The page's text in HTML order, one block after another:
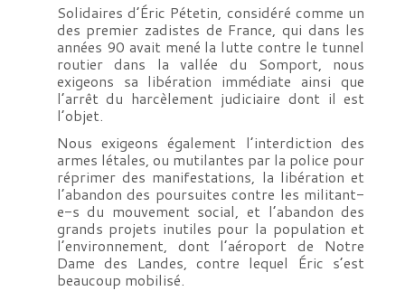
Solidaires d’Éric Pétetin, considéré comme un
des premier zadistes de France, qui dans les
années 90 avait mené la lutte contre le tunnel
routier dans la vallée du Somport, nous
exigeons sa libération immédiate ainsi que
l’arrêt du harcèlement judiciaire dont il est
l’objet.
Nous exigeons également l’interdiction des
armes létales, ou mutilantes par la police pour
réprimer des manifestations, la libération et
l’abandon des poursuites contre les militant-
e-s du mouvement social, et l’abandon des
grands projets inutiles pour la population et
l’environnement, dont l’aéroport de Notre
Dame des Landes, contre lequel Éric s’est
beaucoup mobilisé.